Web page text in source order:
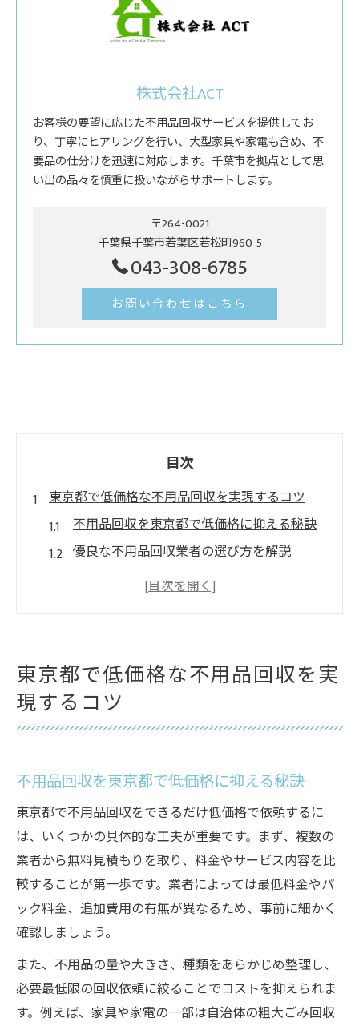
株式会社ACT
お客様の要望に応じた不用品回収サービスを提供してお
り、丁寧にヒアリングを行い、大型家具や家電も含め、不
要品の仕分けを迅速に対応します。千葉市を拠点として思
い出の品々を慎重に扱いながらサポートします。
〒264-0021
千葉県千葉市若葉区若松町960-5
043-308-6785
お問い合わせはこちら
目次
東京都で低価格な不用品回収を実現するコツ
不用品回収を東京都で低価格に抑える秘訣
優良な不用品回収業者の選び方を解説
東京都で安く不用品回収するポイント
信頼できる不用品回収選びの最新ポイント
信頼できる不用品回収業者の見極め方
東京都で優良な不用品回収業者の特徴
料金内訳が明確な不用品回収業者を選ぶ
追加料金なしで依頼できる安心の方法とは
追加料金なしの不用品回収依頼のコツ
東京都の不用品回収で起こりやすい追加費
用
見積もり無料の不用品回収で安心を得る
契約前に確認したい不用品回収の条件
不用品回収のトラブル回避ポイント
買取サービスを活用した不用品回収の最適化
東京都で低価格な不用品回収を実
現するコツ
不用品回収を東京都で低価格に抑える秘訣
東京都で不用品回収をできるだけ低価格で依頼するに
は、いくつかの具体的な工夫が重要です。まず、複数の
業者から無料見積もりを取り、料金やサービス内容を比
較することが第一歩です。業者によっては最低料金やパ
ック料金、追加費用の有無が異なるため、事前に細かく
確認しましょう。
また、不用品の量や大きさ、種類をあらかじめ整理し、
必要最低限の回収依頼に絞ることでコストを抑えられま
す。例えば、家具や家電の一部は自治体の粗大ごみ回収